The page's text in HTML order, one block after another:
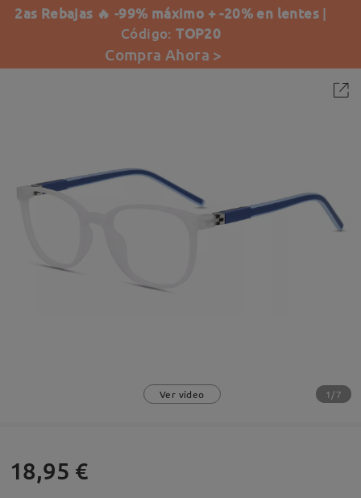
2as Rebajas 🔥 -99% máximo + -20% en lentes |
Código:TOP20
Compra Ahora >
Ver vídeo 1/7
18,95 €